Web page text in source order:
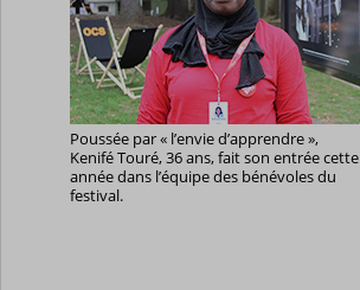
Poussée par « l’envie d’apprendre »,
Kenifé Touré, 36 ans, fait son entrée cette
année dans l’équipe des bénévoles du
festival.